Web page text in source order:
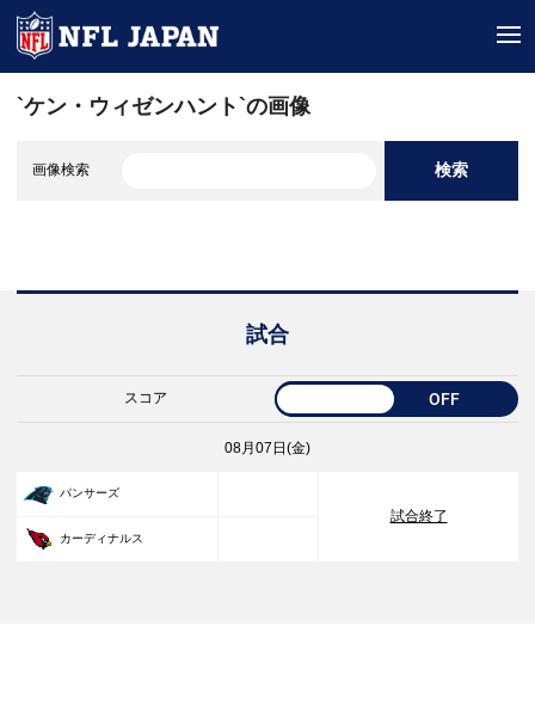
`ケン・ウィゼンハント`の画像
画像検索 検索
試合
スコア OFF
08月07日(金)
パンサーズ
試合終了
カーディナルス